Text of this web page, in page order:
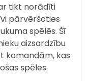
tikt norādīti
pārvēršoties
spēlēs. Šī
aizsardzību
komandām, kas
spēles.